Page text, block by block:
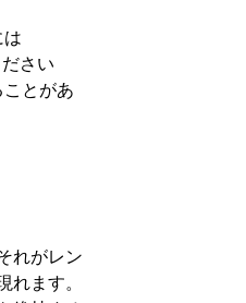
は
ださい
ことがあ
れがレン
れます。